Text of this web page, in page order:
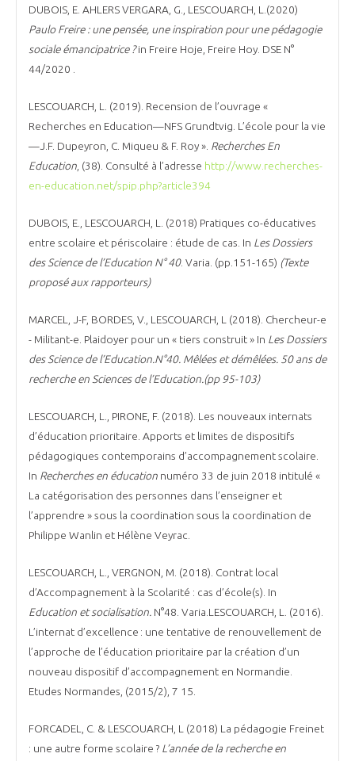
DUBOIS, E. AHLERS VERGARA, G., LESCOUARCH, L.(2020)
Paulo Freire : une pensée, une inspiration pour une pédagogie
sociale émancipatrice ? in Freire Hoje, Freire Hoy. DSE N°
44/2020 .
LESCOUARCH, L. (2019). Recension de l’ouvrage «
Recherches en Education—NFS Grundtvig. L’école pour la vie
—J.F. Dupeyron, C. Miqueu & F. Roy ». Recherches En
Education , (38). Consulté à l’adresse http://www.recherches-
en-education.net/spip.php?article394
DUBOIS, E., LESCOUARCH, L. (2018) Pratiques co-éducatives
entre scolaire et périscolaire : étude de cas. In Les Dossiers
des Science de l’Education N° 40. Varia. (pp.151-165) (Texte
proposé aux rapporteurs)
MARCEL, J-F, BORDES, V., LESCOUARCH, L (2018). Chercheur-e
- Militant-e. Plaidoyer pour un « tiers construit » In Les Dossiers
des Science de l’Education.N°40. Mêlées et démêlées. 50 ans de
recherche en Sciences de l’Education.(pp 95-103)
LESCOUARCH, L., PIRONE, F. (2018). Les nouveaux internats
d’éducation prioritaire. Apports et limites de dispositifs
pédagogiques contemporains d’accompagnement scolaire.
In Recherches en éducation numéro 33 de juin 2018 intitulé «
La catégorisation des personnes dans l’enseigner et
l’apprendre » sous la coordination sous la coordination de
Philippe Wanlin et Hélène Veyrac.
LESCOUARCH, L., VERGNON, M. (2018). Contrat local
d’Accompagnement à la Scolarité : cas d’école(s). In
Education et socialisation. N°48. Varia.LESCOUARCH, L. (2016).
L’internat d’excellence : une tentative de renouvellement de
l’approche de l’éducation prioritaire par la création d’un
nouveau dispositif d’accompagnement en Normandie.
Etudes Normandes, (2015/2), 7 15.
FORCADEL, C. & LESCOUARCH, L (2018) La pédagogie Freinet
: une autre forme scolaire ? L’année de la recherche en